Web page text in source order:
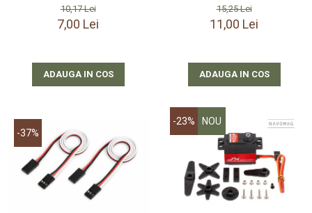
10,17 Lei
7,00 Lei
ADAUGA IN COS
15,25 Lei
11,00 Lei
ADAUGA IN COS
-37%
-23% NOU